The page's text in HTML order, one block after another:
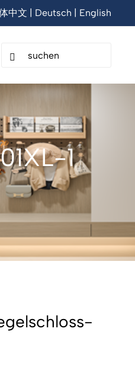
中文 | Deutsch | English
1